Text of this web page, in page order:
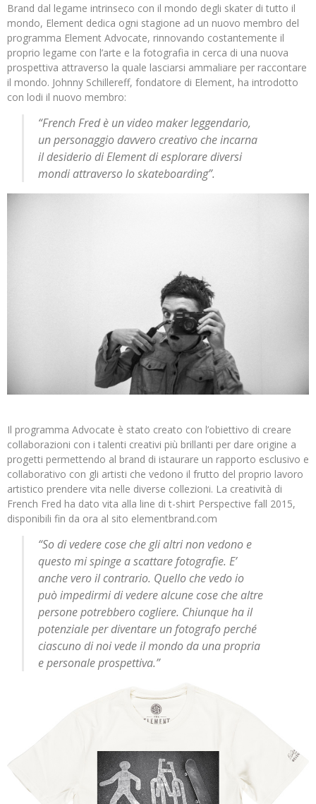
Brand dal legame intrinseco con il mondo degli skater di tutto il
mondo, Element dedica ogni stagione ad un nuovo membro del
programma Element Advocate, rinnovando costantemente il
proprio legame con l’arte e la fotografia in cerca di una nuova
prospettiva attraverso la quale lasciarsi ammaliare per raccontare
il mondo. Johnny Schillereff, fondatore di Element, ha introdotto
con lodi il nuovo membro:
“French Fred è un video maker leggendario,
un personaggio davvero creativo che incarna
il desiderio di Element di esplorare diversi
mondi attraverso lo skateboarding”.
Il programma Advocate è stato creato con l’obiettivo di creare
collaborazioni con i talenti creativi più brillanti per dare origine a
progetti permettendo al brand di istaurare un rapporto esclusivo e
collaborativo con gli artisti che vedono il frutto del proprio lavoro
artistico prendere vita nelle diverse collezioni. La creatività di
French Fred ha dato vita alla line di t-shirt Perspective fall 2015,
disponibili fin da ora al sito elementbrand.com
“So di vedere cose che gli altri non vedono e
questo mi spinge a scattare fotografie. E’
anche vero il contrario. Quello che vedo io
può impedirmi di vedere alcune cose che altre
persone potrebbero cogliere. Chiunque ha il
potenziale per diventare un fotografo perché
ciascuno di noi vede il mondo da una propria
e personale prospettiva.”